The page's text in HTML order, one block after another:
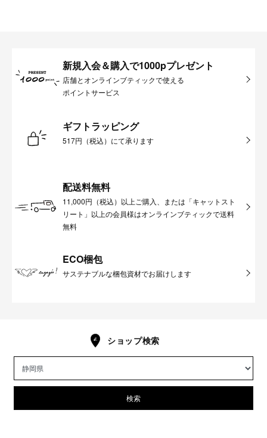
新規入会＆購入で1000pプレゼント
店舗とオンラインブティックで使える
ポイントサービス
ギフトラッピング
517円（税込）にて承ります
配送料無料
11,000円（税込）以上ご購入、または「キャットスト
リート」以上の会員様はオンラインブティックで送料
無料
ECO梱包
サステナブルな梱包資材でお届けします
ショップ検索
検索